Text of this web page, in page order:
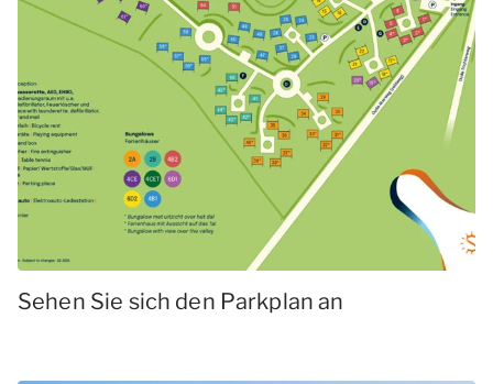
Sehen Sie sich den Parkplan an